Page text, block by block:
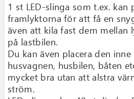
1 st LED-slinga som t.ex. kan
framlyktorna för att få en
även att kila fast dem mellan
på lastbilen.
Du kan även placera den
husvagnen, husbilen, båten
mycket bra utan att alstra
ström.